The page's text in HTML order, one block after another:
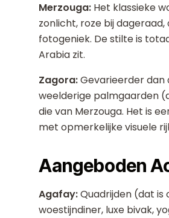
Merzouga: Het klassieke
zonlicht, roze bij
fotogeniek. De stilte is
Arabia zit.
Zagora:Gevarieerder dan
weelderige palmgaarden
die van Merzouga. Het is
met opmerkelijke visuele
Aangeboden
Agafay:Quadrijden (dat
woestijndiner, luxe bivak,